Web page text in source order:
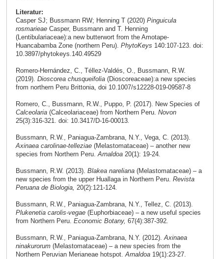
Literatur:
Casper SJ; Bussmann RW; Henning T (2020) Pinguicula
rosmarieaeCasper, Bussmann and T. Henning
(Lentibulariaceae):a new butterwort from the Amotape-
Huancabamba Zone (northern Peru). PhytoKeys 140:107-123. doi:
10.3897/phytokeys.140.49529
Romero-Hernández, C., Téllez-Valdés, O., Bussmann, R.W.
(2019). Dioscorea chusqueifolia(Dioscoreaceae):a new species
from northern Peru Brittonia, doi 10.1007/s12228-019-09587-8
Romero, C., Bussmann, R.W., Puppo, P. (2017). New Species of
Calceolaria (Calceolariaceae) from Northern Peru. Novon
25(3):316-321. doi: 10.3417/D-16-00013.
Bussmann, R.W., Paniagua-Zambrana, N.Y., Vega, C. (2013).
Axinaeacarolinae-telleziae (Melastomataceae) – another new
species from Northern Peru.Arnaldoa20(1): 19-24.
Bussmann, R.W. (2013). Blakea nareliana(Melastomataceae) – a
new species from the upper Huallaga in Northern Peru. Revista
Peruana de Biologia, 20(2):121-124.
Bussmann, R.W., Paniagua-Zambrana, N.Y., Tellez, C. (2013).
Plukenetia carolis-vegae(Euphorbiaceae) – a new useful species
from Northern Peru. Economic Botany, 67(4):387-392.
Bussmann, R.W., Paniagua-Zambrana, N.Y. (2012).Axinaea
ninakurorum(Melastomataceae) – a new species from the
Northern Peruvian Merianeae hotspot.Arnaldoa 19(1):23-27.